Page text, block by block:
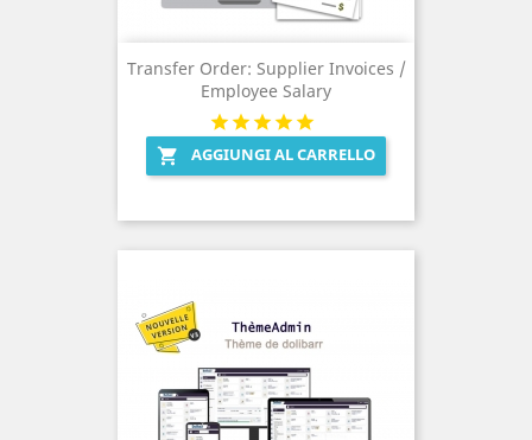
Transfer Order: Supplier Invoices /
Employee Salary
 AGGIUNGI AL CARRELLO